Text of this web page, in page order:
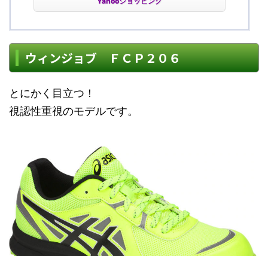
ウィンジョブ ＦＣＰ２０６
とにかく目立つ！
視認性重視のモデルです。